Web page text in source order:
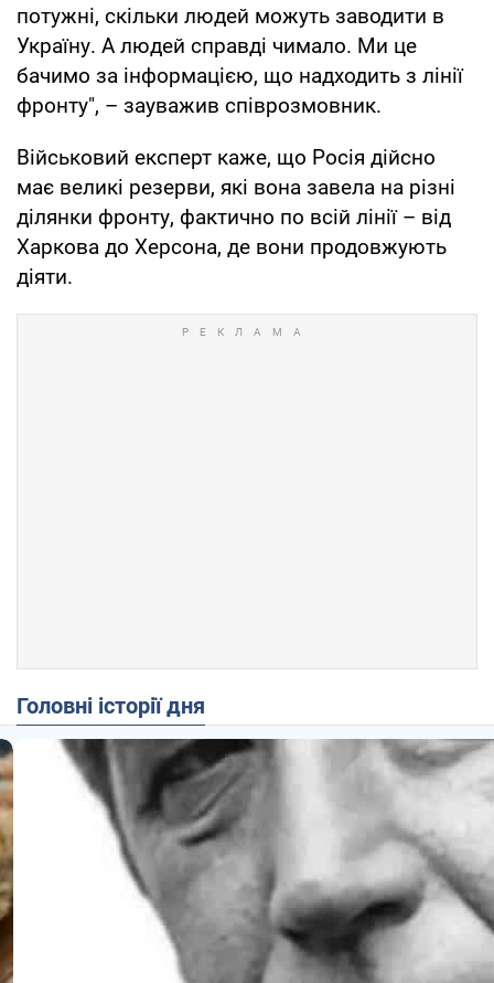
потужні, скільки людей можуть заводити в
Україну. А людей справді чимало. Ми це
бачимо за інформацією, що надходить з лінії
фронту", – зауважив співрозмовник.
Військовий експерт каже, що Росія дійсно
має великі резерви, які вона завела на різні
ділянки фронту, фактично по всій лінії – від
Харкова до Херсона, де вони продовжують
діяти.
Головні історії дня